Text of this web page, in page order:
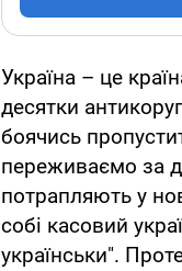
Україна – це
десятки
боячись
переживаємо за
потрапляють у
собі касовий
українськи".